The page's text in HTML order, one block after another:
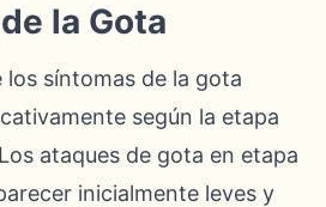
la Gota
síntomas de la gota
según la etapa
ataques de gota en etapa
inicialmente leves y